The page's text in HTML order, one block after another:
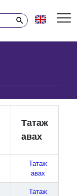
Татаж
авах
Татаж
авах
Татаж